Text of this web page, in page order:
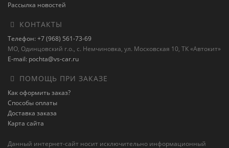
Рассылка новостей
КОНТАКТЫ
Телефон: +7 (968) 561-73-69
МО, Одинцовский г.о., с. Немчиновка, ул. Московская 10, ТК «Автокит»
E-mail: pochta@vs-car.ru
ПОМОЩЬ ПРИ ЗАКАЗЕ
Как оформить заказ?
Способы оплаты
Доставка заказа
Карта сайта
Данный интернет-сайт носит исключительно информационный